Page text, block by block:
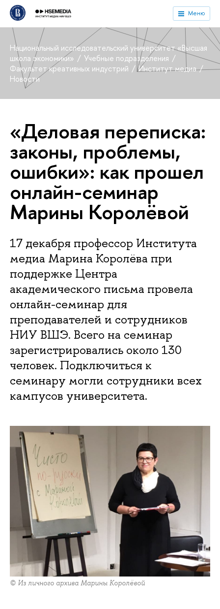
Меню
Национальный исследовательский университет «Высшая
школа экономики»
Учебные подразделения
Факультет креативных индустрий
Институт медиа
Новости
«Деловая переписка:
законы, проблемы,
ошибки»: как прошел
онлайн-семинар
Марины Королёвой
17 декабря профессор Института
медиа Марина Королёва при
поддержке Центра
академического письма провела
онлайн-семинар для
преподавателей и сотрудников
НИУ ВШЭ. Всего на семинар
зарегистрировались около 130
человек. Подключиться к
семинару могли сотрудники всех
кампусов университета.
© Из личного архива Марины Королёвой